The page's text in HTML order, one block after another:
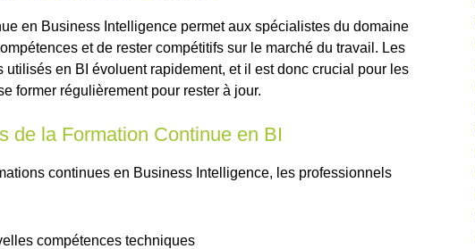
en Business Intelligence permet aux spécialistes du domaine
et de rester compétitifs sur le marché du travail. Les
utilisés en BI évoluent rapidement, et il est donc crucial pour les
former régulièrement pour rester à jour.
de la Formation Continue en BI
continues en Business Intelligence, les professionnels
compétences techniques